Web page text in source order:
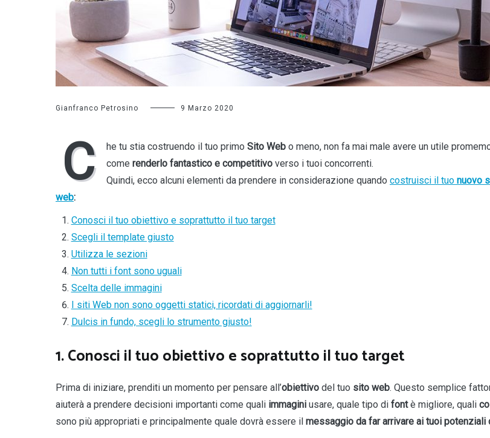
Gianfranco Petrosino 9 Marzo 2020
C he tu stia costruendo il tuo primo Sito Web o meno, non fa mai male avere un utile
come renderlo fantastico e competitivo verso i tuoi concorrenti.
Quindi, ecco alcuni elementi da prendere in considerazione quando costruisci il tuo nuovo
web:
Conosci il tuo obiettivo e soprattutto il tuo target
Scegli il template giusto
Utilizza le sezioni
Non tutti i font sono uguali
Scelta delle immagini
I siti Web non sono oggetti statici, ricordati di aggiornarli!
Dulcis in fundo, scegli lo strumento giusto!
1. Conosci il tuo obiettivo e soprattutto il tuo target
Prima di iniziare, prenditi un momento per pensare all’obiettivo del tuo sito web. Questo semplice
aiuterà a prendere decisioni importanti come quali immagini usare, quale tipo di fontè migliore, quali
sono più appropriati e principalmente quale dovrà essere il messaggio da far arrivare ai tuoi potenziali